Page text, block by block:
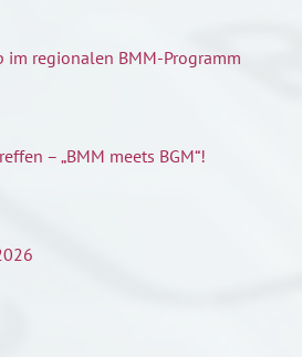
im regionalen BMM-Programm
– „BMM meets BGM“!